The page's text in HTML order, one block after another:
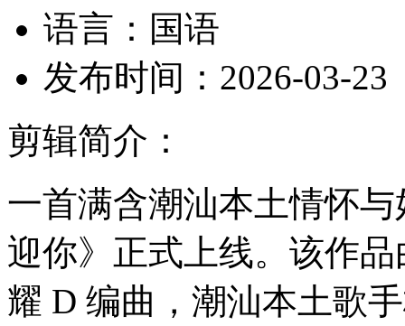
语言： 国语
发布时间： 2026-03-23
剪辑简介：
一首满含潮汕本土情怀
迎你》正式上线。该作
耀 D 编曲，潮汕本土歌